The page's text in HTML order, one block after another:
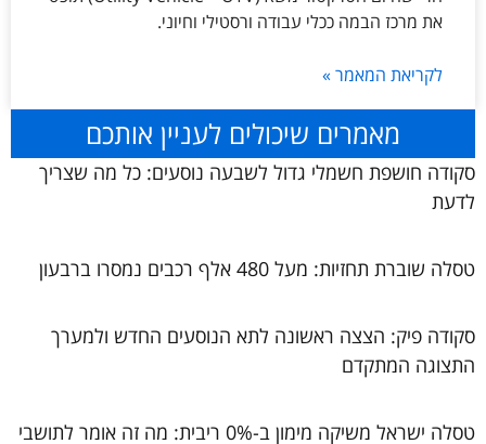
את מרכז הבמה ככלי עבודה ורסטילי וחיוני.
לקריאת המאמר »
מאמרים שיכולים לעניין אותכם
סקודה חושפת חשמלי גדול לשבעה נוסעים: כל מה שצריך
לדעת
טסלה שוברת תחזיות: מעל 480 אלף רכבים נמסרו ברבעון
סקודה פיק: הצצה ראשונה לתא הנוסעים החדש ולמערך
התצוגה המתקדם
טסלה ישראל משיקה מימון ב-0% ריבית: מה זה אומר לתושבי